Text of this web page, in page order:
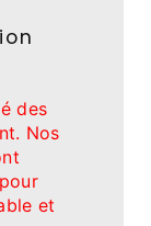
des
Nos
et